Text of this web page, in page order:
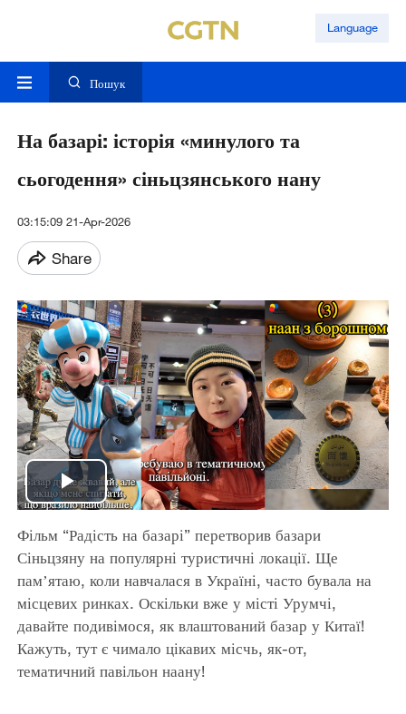
Language
Пошук
На базарі: історія «минулого та
сьогодення» сіньцзянського нану
03:15:09 21-Apr-2026
Share
Play
Video
Фільм “Радість на базарі” перетворив базари
Сіньцзяну на популярні туристичні локації. Ще
памʼятаю, коли навчалася в Україні, часто бувала на
місцевих ринках. Оскільки вже у місті Урумчі,
давайте подивімося, як влаштований базар у Китаї!
Кажуть, тут є чимало цікавих місчь, як-от,
тематичний павільон наану!